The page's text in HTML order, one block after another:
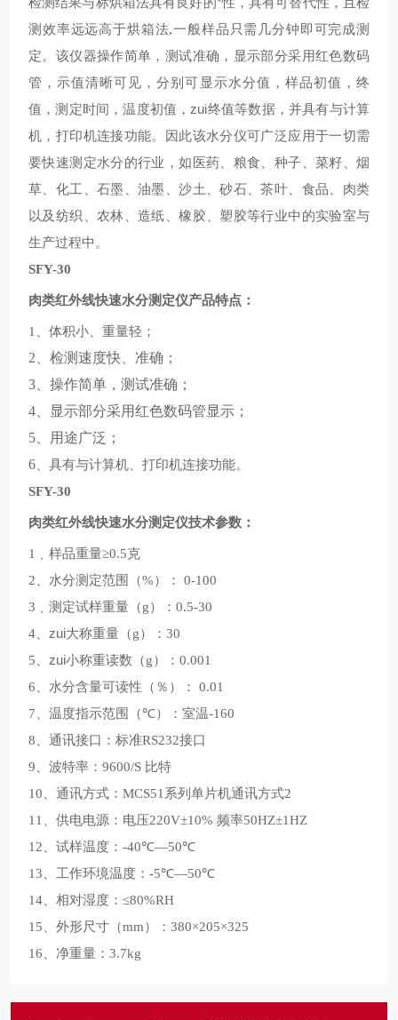
测效率远远高于烘箱法,一般样品只需几分钟即可完成测
定。该仪器操作简单，测试准确，显示部分采用红色数码
管，示值清晰可见，分别可显示水分值，样品初值，终
值，测定时间，温度初值，zui终值等数据，并具有与计算
机，打印机连接功能。因此该水分仪可广泛应用于一切需
要快速测定水分的行业，如医药、粮食、种子、菜籽、烟
草、化工、石墨、油墨、沙土、砂石、茶叶、食品、肉类
以及纺织、农林、造纸、橡胶、塑胶等行业中的实验室与
生产过程中。
SFY-30
肉类红外线快速水分测定仪产品特点：
1
、体积小、重量轻；
2 、检测速度快、准确；
3 、操作简单，测试准确；
4 、显示部分采用红色数码管显示；
5 、用途广泛；
6 、具有与计算机、打印机连接功能。
SFY-30
肉类红外线快速水分测定仪技术参数：
1 ﹑样品重量≥0.5克
2 、水分测定范围 （%） ：
0-100
3 ﹑测定试样重量 （g） ： 0.5-30
4 、zui大称重量 （g） ： 30
5 、zui小称重读数 （g） ： 0.001
6 、水分含量可读性 （ ％ ） ：
0.01
7 、温度指示范围 （℃） ：室温-160
8 、通讯接口：标准RS232接口
9 、波特率： 9600/S 比特
10 、通讯方式： MCS51 系列单片机通讯方式2
11
、供电电源：电压220V±10% 频率50HZ±1HZ
12 、试样温度： -40℃—50℃
13 、工作环境温度： -5℃—50℃
14 、相对湿度： ≤80%RH
15 、外形尺寸 （mm） ： 380×205×325
16 、净重量： 3.7kg